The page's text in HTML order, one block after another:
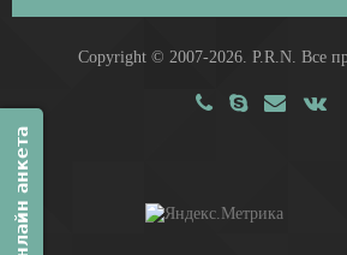
Copyright © 2007-2026. P.R.N. Все
Онлайн анкета